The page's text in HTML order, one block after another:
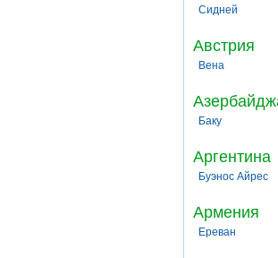
Сидней
Австрия
Вена
Баку
Аргентина
Буэнос Айрес
Армения
Ереван